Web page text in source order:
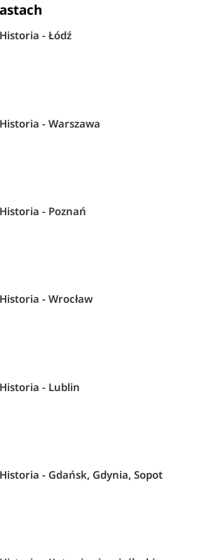
Historia - Łódź
Historia - Warszawa
Historia - Poznań
Historia - Wrocław
Historia - Lublin
Historia - Gdańsk, Gdynia, Sopot